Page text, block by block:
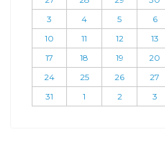
3
4 5 6
10
11 12 13
17
18 19 20
24
25 26 27
31
1 2 3